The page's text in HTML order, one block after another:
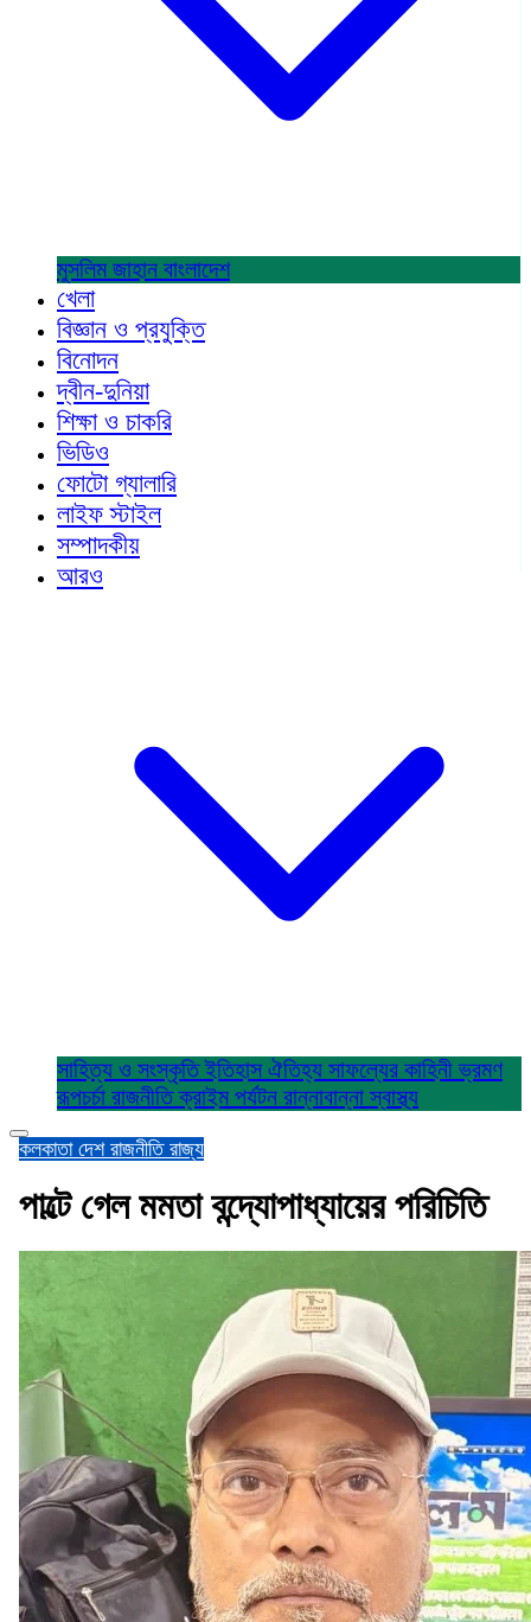
মুসলিম জাহান বাংলাদেশ
খেলা
বিজ্ঞান ও প্রযুক্তি
বিনোদন
দ্বীন-দুনিয়া
শিক্ষা ও চাকরি
ভিডিও
ফোটো গ্যালারি
লাইফ স্টাইল
সম্পাদকীয়
আরও
সাহিত্য ও সংস্কৃতিইতিহাস ঐতিহ্য সাফল্যের কাহিনীভ্রমণ
রূপচর্চা রাজনীতিক্রাইম পর্যটন রান্নাবান্নাস্বাস্থ্য
কলকাতা দেশ রাজনীতি রাজ্য
পাল্টে গেল মমতা বন্দ্যোপাধ্যায়ের পরিচিতি